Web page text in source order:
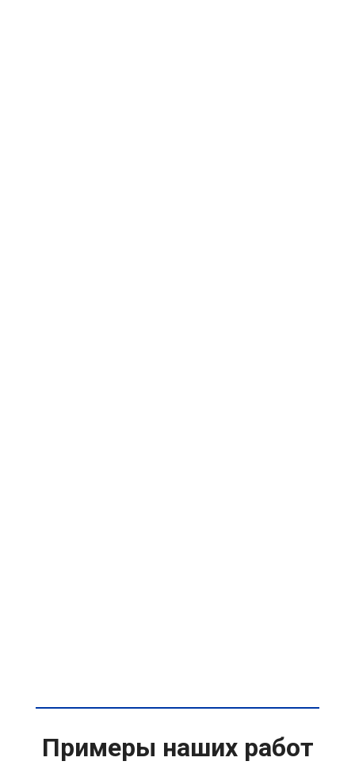
Примеры наших работ